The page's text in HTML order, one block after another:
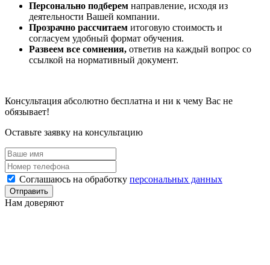
Персонально подберем направление, исходя из
деятельности Вашей компании.
Прозрачно рассчитаем итоговую стоимость и
согласуем удобный формат обучения.
Развеем все сомнения, ответив на каждый вопрос со
ссылкой на нормативный документ.
Консультация абсолютно бесплатна и ни к чему Вас не
обязывает!
Оставьте заявку на консультацию
Соглашаюсь на обработку персональных данных
Отправить
Нам доверяют